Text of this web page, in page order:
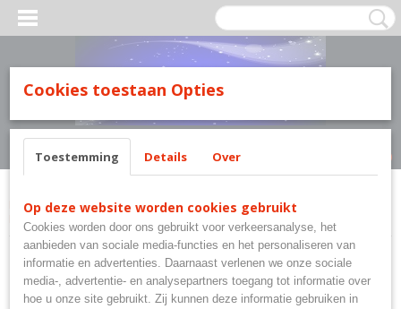
Inloggen Registreren
(0)
Home >Merkkledij Taro Nachtkleding Family Line.>Taro Nachthemd
Marika. Maat: S - M - L - XL.
Cookies toestaan Opties
Toestemming Details Over
Op deze website worden cookies gebruikt
Cookies worden door ons gebruikt voor verkeersanalyse, het
aanbieden van sociale media-functies en het personaliseren van
informatie en advertenties. Daarnaast verlenen we onze sociale
media-, advertentie- en analysepartners toegang tot informatie over
hoe u onze site gebruikt. Zij kunnen deze informatie gebruiken in